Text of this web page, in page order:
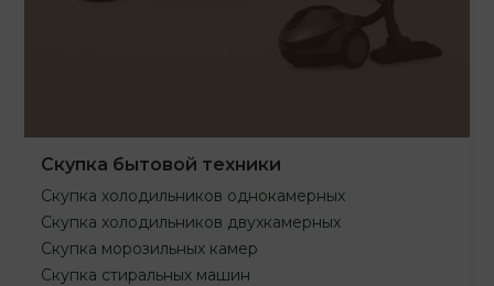
Скупка бытовой техники
Скупка холодильников однокамерных
Скупка холодильников двухкамерных
Скупка морозильных камер
Скупка стиральных машин